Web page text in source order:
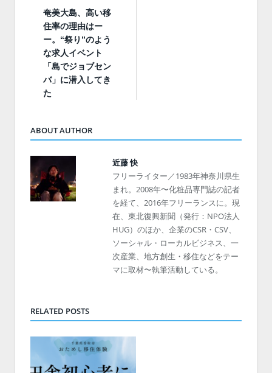
奄美大島、高い移
住率の理由はー
ー。“祭り”のよう
な求人イベント
「島でジョブセン
バ」に潜入してき
た
ABOUT AUTHOR
近藤 快
フリーライター／1983年神奈川県生
まれ。2008年〜化粧品専門誌の記者
を経て、2016年フリーランスに。現
在、東北復興新聞（発行：NPO法人
HUG）のほか、企業のCSR・CSV、
ソーシャル・ローカルビジネス、一
次産業、地方創生・移住などをテー
マに取材〜執筆活動している。
RELATED POSTS